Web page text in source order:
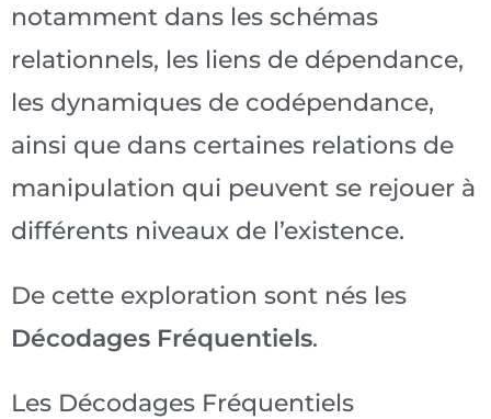
notamment dans les schémas
relationnels, les liens de dépendance,
les dynamiques de codépendance,
ainsi que dans certaines relations de
manipulation qui peuvent se rejouer à
différents niveaux de l’existence.
De cette exploration sont nés les
Décodages Fréquentiels.
Les Décodages Fréquentiels